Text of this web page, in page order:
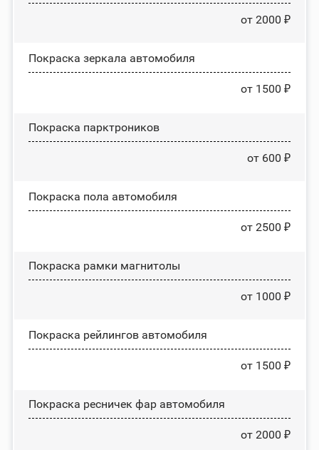
от 2000 ₽
Покраска зеркала автомобиля
от 1500 ₽
Покраска парктроников
от 600 ₽
Покраска пола автомобиля
от 2500 ₽
Покраска рамки магнитолы
от 1000 ₽
Покраска рейлингов автомобиля
от 1500 ₽
Покраска ресничек фар автомобиля
от 2000 ₽